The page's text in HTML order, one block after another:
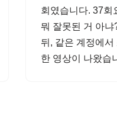
회였습니다. 37회
뭐 잘못된 거 아냐
뒤, 같은 계정에
한 영상이 나왔습